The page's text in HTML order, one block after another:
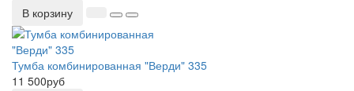
В корзину
Тумба комбинированная "Верди" 335
11 500руб